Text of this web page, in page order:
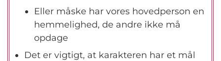
Eller måske har vores hovedperson en
hemmelighed, de andre ikke må
opdage
Det er vigtigt, at karakteren har et mål